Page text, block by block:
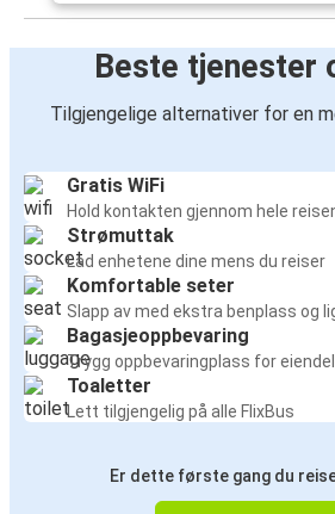
Beste tjenester
Tilgjengelige alternativer for en
Gratis WiFi
Hold kontakten gjennom hele
Strømuttak
Lad enhetene dine mens du reiser
Komfortable seter
Slapp av med ekstra benplass og
Bagasjeoppbevaring
Trygg oppbevaringplass for
Toaletter
Lett tilgjengelig på alle FlixBus
Er dette første gang du